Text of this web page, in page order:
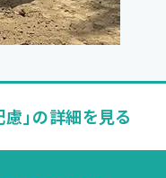
慮」の詳細を見る